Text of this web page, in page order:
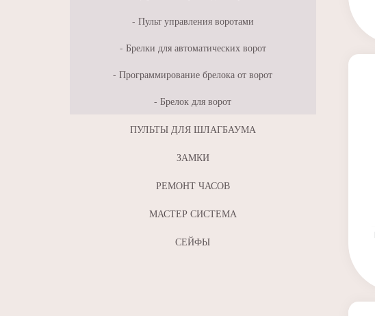
Пульт управления воротами
Брелки для автоматических ворот
Программирование брелока от ворот
Брелок для ворот
ПУЛЬТЫ ДЛЯ ШЛАГБАУМА
ЗАМКИ
РЕМОНТ ЧАСОВ
МАСТЕР СИСТЕМА
СЕЙФЫ